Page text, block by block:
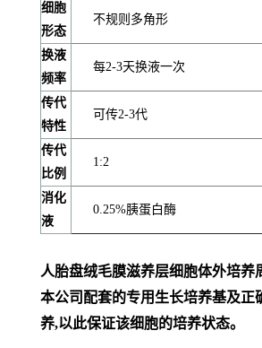
细胞
形态
不规则多角形
换液
频率
每2-3天换液一次
传代
特性
可传2-3代
传代
比例
1:2
消化
液
0.25%胰蛋白酶
人胎盘绒毛膜滋养层细胞体外培养
本公司配套的专用生长培养基及正
养,以此保证该细胞的培养状态。